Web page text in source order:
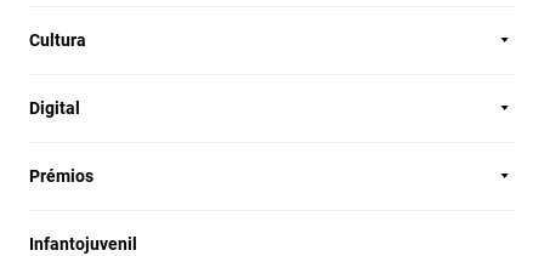
Cultura
Digital
Prémios
Infantojuvenil